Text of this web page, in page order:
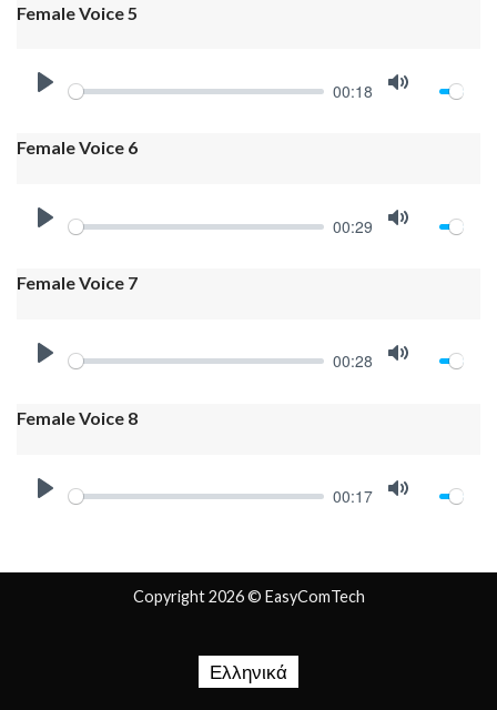
Female Voice 5
PLAY
00:18
Female Voice 6
PLAY
00:29
Female Voice 7
PLAY
00:28
Female Voice 8
PLAY
00:17
Copyright 2026 © EasyComTech
Ελληνικά